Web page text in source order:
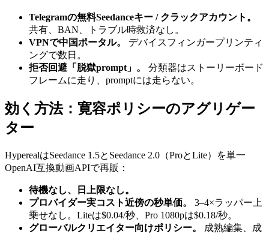
Telegramの無料Seedanceキー / クラックアカウント。
共有、BAN、トラブル時救済なし。
VPNで中国ポータル。
デバイスフィンガープリンティ
ングで数日。
拒否回避「脱獄prompt」。
分類器はストーリーボード
フレームに走り、promptには走らない。
効く方法：寛容ポリシーのアグリゲー
ター
HyperealはSeedance 1.5とSeedance 2.0（ProとLite）を単一
OpenAI互換動画APIで再販：
待機なし、日上限なし。
プロバイダー実コスト近傍の秒単価。
3–4×ラッパー上
乗せなし。Liteは$0.04/秒、Pro 1080pは$0.18/秒。
グローバルクリエイター向けポリシー。
成熟編集、成